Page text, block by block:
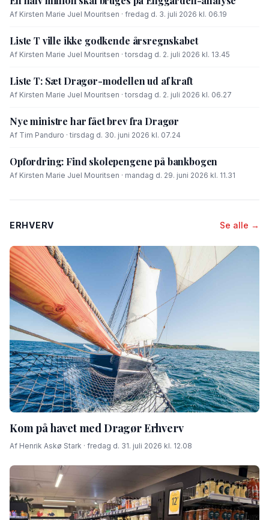
Af Kirsten Marie Juel Mouritsen · fredag d. 3. juli 2026 kl. 06.19
Liste T ville ikke godkende årsregnskabet
Af Kirsten Marie Juel Mouritsen · torsdag d. 2. juli 2026 kl. 13.45
Liste T: Sæt Dragør-modellen ud af kraft
Af Kirsten Marie Juel Mouritsen · torsdag d. 2. juli 2026 kl. 06.27
Nye ministre har fået brev fra Dragør
Af Tim Panduro · tirsdag d. 30. juni 2026 kl. 07.24
Opfordring: Find skolepengene på bankbogen
Af Kirsten Marie Juel Mouritsen · mandag d. 29. juni 2026 kl. 11.31
ERHVERV Se alle →
Kom på havet med Dragør Erhverv
Af Henrik Askø Stark · fredag d. 31. juli 2026 kl. 12.08